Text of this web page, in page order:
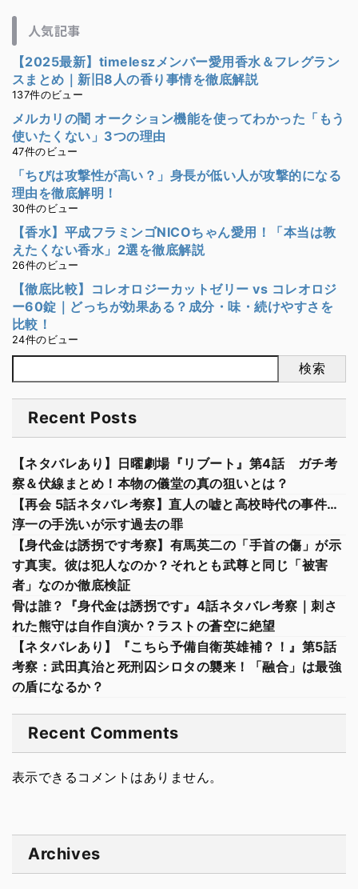
人気記事
【2025最新】timeleszメンバー愛用香水＆フレグラン
スまとめ｜新旧8人の香り事情を徹底解説
137件のビュー
メルカリの闇 オークション機能を使ってわかった「もう
使いたくない」3つの理由
47件のビュー
「ちびは攻撃性が高い？」身長が低い人が攻撃的になる
理由を徹底解明！
30件のビュー
【香水】平成フラミンゴNICOちゃん愛用！「本当は教
えたくない香水」2選を徹底解説
26件のビュー
【徹底比較】コレオロジーカットゼリー vs コレオロジ
ー60錠｜どっちが効果ある？成分・味・続けやすさを
比較！
24件のビュー
検索
Recent Posts
【ネタバレあり】日曜劇場『リブート』第4話 ガチ考
察＆伏線まとめ！本物の儀堂の真の狙いとは？
【再会 5話ネタバレ考察】直人の嘘と高校時代の事件…
淳一の手洗いが示す過去の罪
【身代金は誘拐です考察】有馬英二の「手首の傷」が示
す真実。彼は犯人なのか？それとも武尊と同じ「被害
者」なのか徹底検証
骨は誰？『身代金は誘拐です』4話ネタバレ考察｜刺さ
れた熊守は自作自演か？ラストの蒼空に絶望
【ネタバレあり】『こちら予備自衛英雄補？！』第5話
考察：武田真治と死刑囚シロタの襲来！「融合」は最強
の盾になるか？
Recent Comments
表示できるコメントはありません。
Archives